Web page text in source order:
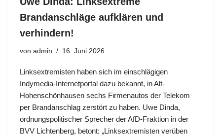
Brandanschläge aufklären und
verhindern!
von admin 16. Juni 2026
Linksextremisten haben sich im einschlägigen
Indymedia-Internetportal dazu bekannt, in Alt-
Hohenschönhausen sechs Firmenautos der Telekom
per Brandanschlag zerstört zu haben. Uwe Dinda,
ordnungspolitischer Sprecher der AfD-Fraktion in der
BVV Lichtenberg, betont: „Linksextremisten verüben